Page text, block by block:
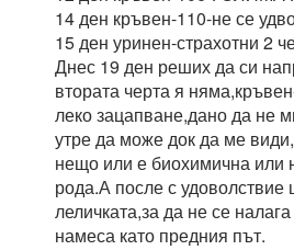
14 ден кръвен-110-не се
15 ден уринен-страхотни 2
Днес 19 ден реших да си
втората черта я
леко зацапване,дано да не
утре да може док да ме
нещо или е биохимична или
рода.А после с удоволствие
леличката,за да не се
намеса като предния път.